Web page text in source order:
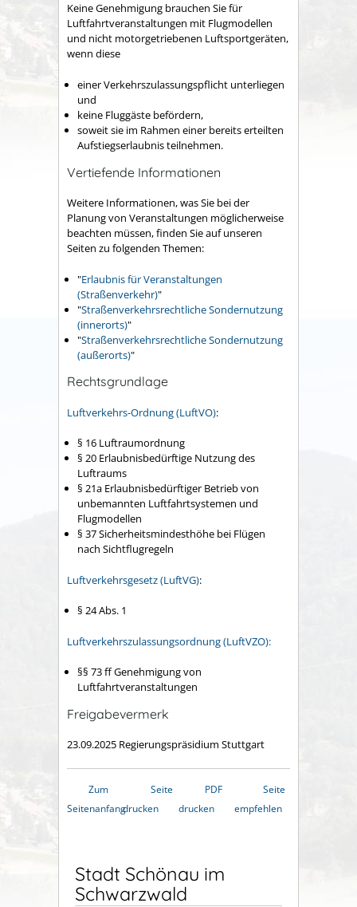
Keine Genehmigung brauchen Sie für
Luftfahrtveranstaltungen mit Flugmodellen
und nicht motorgetriebenen Luftsportgeräten,
wenn diese
einer Verkehrszulassungspflicht unterliegen
und
keine Fluggäste befördern,
soweit sie im Rahmen einer bereits erteilten
Aufstiegserlaubnis teilnehmen.
Vertiefende Informationen
Weitere Informationen, was Sie bei der
Planung von Veranstaltungen möglicherweise
beachten müssen, finden Sie auf unseren
Seiten zu folgenden Themen:
"Erlaubnis für Veranstaltungen
(Straßenverkehr)"
"Straßenverkehrsrechtliche Sondernutzung
(innerorts)"
"Straßenverkehrsrechtliche Sondernutzung
(außerorts)"
Rechtsgrundlage
Luftverkehrs-Ordnung (LuftVO):
§ 16 Luftraumordnung
§ 20 Erlaubnisbedürftige Nutzung des
Luftraums
§ 21a Erlaubnisbedürftiger Betrieb von
unbemannten Luftfahrtsystemen und
Flugmodellen
§ 37 Sicherheitsmindesthöhe bei Flügen
nach Sichtflugregeln
Luftverkehrsgesetz (LuftVG):
§ 24 Abs. 1
Luftverkehrszulassungsordnung (LuftVZO):
§§ 73 ffGenehmigung von
Luftfahrtveranstaltungen
Freigabevermerk
23.09.2025 Regierungspräsidium Stuttgart
Zum
Seitenanfang
Seite
drucken
PDF
drucken
Seite
empfehlen
Stadt Schönau im
Schwarzwald